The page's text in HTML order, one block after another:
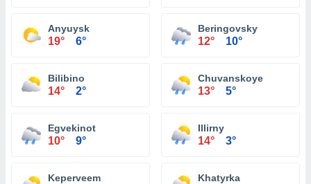
Anyuysk
19° 6°
Beringovsky
12° 10°
Bilibino
14° 2°
Chuvanskoye
13° 5°
Egvekinot
10° 9°
Illirny
14° 3°
Keperveem Khatyrka